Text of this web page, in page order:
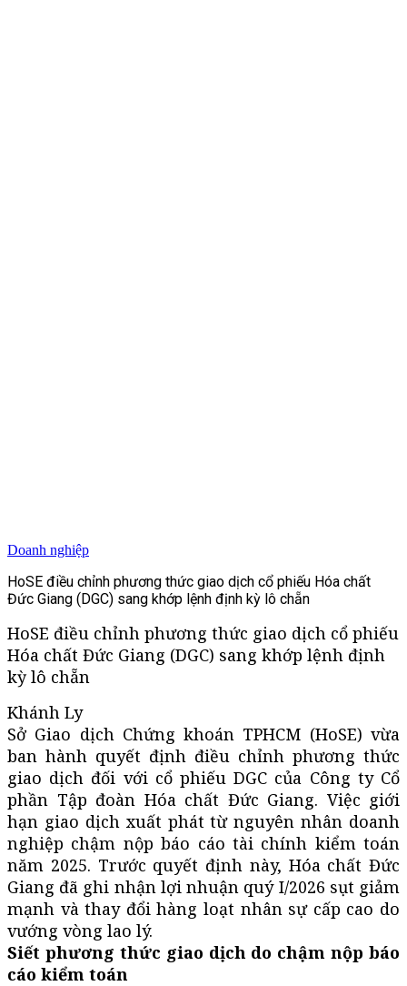
Doanh nghiệp
HoSE điều chỉnh phương thức giao dịch cổ phiếu Hóa chất
Đức Giang (DGC) sang khớp lệnh định kỳ lô chẵn
HoSE điều chỉnh phương thức giao dịch cổ phiếu
Hóa chất Đức Giang (DGC) sang khớp lệnh định
kỳ lô chẵn
Khánh Ly
Sở Giao dịch Chứng khoán TPHCM (HoSE) vừa
ban hành quyết định điều chỉnh phương thức
giao dịch đối với cổ phiếu DGC của Công ty Cổ
phần Tập đoàn Hóa chất Đức Giang. Việc giới
hạn giao dịch xuất phát từ nguyên nhân doanh
nghiệp chậm nộp báo cáo tài chính kiểm toán
năm 2025. Trước quyết định này, Hóa chất Đức
Giang đã ghi nhận lợi nhuận quý I/2026 sụt giảm
mạnh và thay đổi hàng loạt nhân sự cấp cao do
vướng vòng lao lý.
Siết phương thức giao dịch do chậm nộp báo
cáo kiểm toán